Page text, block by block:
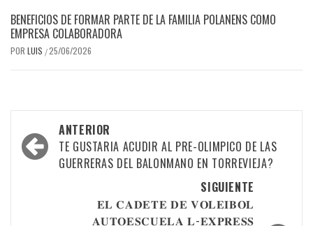
BENEFICIOS DE FORMAR PARTE DE LA FAMILIA POLANENS COMO
EMPRESA COLABORADORA
POR LUIS /25/06/2026
Navegación
por
ANTERIOR
TE GUSTARIA ACUDIR AL PRE-OLIMPICO DE LAS
GUERRERAS DEL BALONMANO EN TORREVIEJA?
SIGUIENTE
𝐄𝐋 𝐂𝐀𝐃𝐄𝐓𝐄 𝐃𝐄 𝐕𝐎𝐋𝐄𝐈𝐁𝐎𝐋
𝐀𝐔𝐓𝐎𝐄𝐒𝐂𝐔𝐄𝐋𝐀 𝐋-𝐄𝐗𝐏𝐑𝐄𝐒𝐒